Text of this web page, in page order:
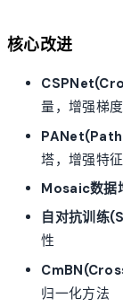
核心改进
量，增强梯
塔，增强特
Mosaic数据
自对抗训练
性
归一化方法